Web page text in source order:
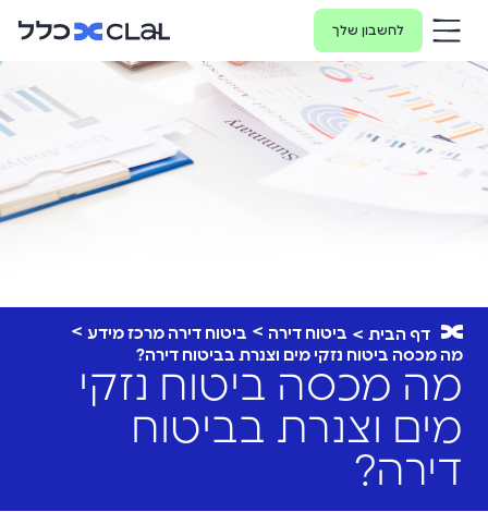
לחשבון שלך
דף הבית ביטוח דירה
ביטוח דירה מרכז מידע
מה מכסה ביטוח נזקי מים וצנרת בביטוח דירה?
מה מכסה ביטוח נזקי
מים וצנרת בביטוח
דירה?